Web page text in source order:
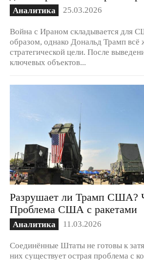
Аналитика 25.03.2026
Война с Ираном складывается для
образом, однако Дональд Трамп всё
стратегической цели. После
ключевых объектов...
Разрушает ли Трамп США?
Проблема США с ракетами
Аналитика 11.03.2026
Соединённые Штаты не готовы к
них существует острая проблема с